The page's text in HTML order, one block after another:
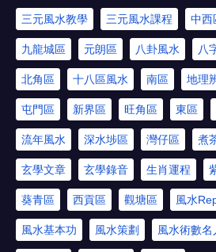
三元風水教學 三元風水課程 中西
九龍城區 元朗區 八卦風水 八
北角區 十八區風水 南區 地理
屯門區 新界區 旺角區 東區
流年風水 深水埗區 灣仔區 煮
玄學文章 玄學錄音 生肖運程
葵青區 西貢區 觀塘區 風水
風水基本功 風水策劃 風水術數名